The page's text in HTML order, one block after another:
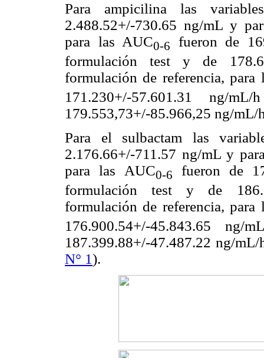
Para ampicilina las
2.488.52+/-730.65 ng/mL y
para las AUC0-6
fueron de
formulación test y de
formulación de referencia, para
171.230+/-57.601.31 ng/
179.553,73+/-85.966,25 ng/mL/
Para el sulbactam las
2.176.66+/-711.57 ng/mL y
para las AUC0-6
fueron de
formulación test y de
formulación de referencia, para
176.900.54+/-45.843.65
187.399.88+/-47.487.22 ng/
N° 1).